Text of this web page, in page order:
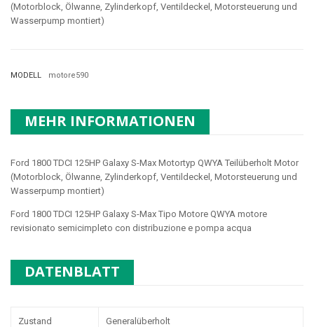
(Motorblock, Ölwanne, Zylinderkopf, Ventildeckel, Motorsteuerung und
Wasserpump montiert)
MODELL motore590
MEHR INFORMATIONEN
Ford 1800 TDCI 125HP Galaxy S-Max Motortyp QWYA Teilüberholt Motor
(Motorblock, Ölwanne, Zylinderkopf, Ventildeckel, Motorsteuerung und
Wasserpump montiert)
Ford 1800 TDCI 125HP Galaxy S-Max Tipo Motore QWYA motore
revisionato semicimpleto con distribuzione e pompa acqua
DATENBLATT
Zustand Generalüberholt